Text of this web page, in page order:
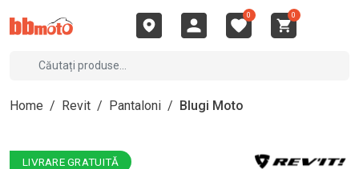
0 0
Home / Revit / Pantaloni / Blugi Moto
LIVRARE GRATUITĂ